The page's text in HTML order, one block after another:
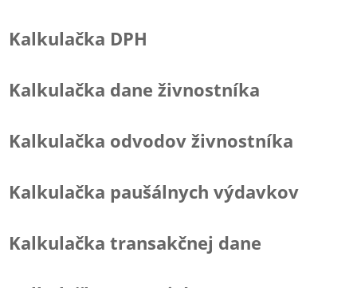
Kalkulačka DPH
Kalkulačka dane živnostníka
Kalkulačka odvodov živnostníka
Kalkulačka paušálnych výdavkov
Kalkulačka transakčnej dane